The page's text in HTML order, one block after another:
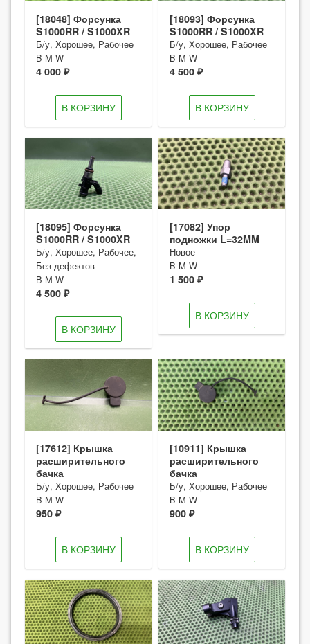
[18048] Форсунка
S1000RR / S1000XR
Б/у, Хорошее, Рабочее
B M W
4 000 ₽
В КОРЗИНУ
[18093] Форсунка
S1000RR / S1000XR
Б/у, Хорошее, Рабочее
B M W
4 500 ₽
В КОРЗИНУ
[18095] Форсунка
S1000RR / S1000XR
Б/у, Хорошее, Рабочее,
Без дефектов
B M W
4 500 ₽
В КОРЗИНУ
[17082] Упор
подножки L=32MM
Новое
B M W
1 500 ₽
В КОРЗИНУ
[17612] Крышка
расширительного
бачка
Б/у, Хорошее, Рабочее
B M W
950 ₽
В КОРЗИНУ
[10911] Крышка
расширительного
бачка
Б/у, Хорошее, Рабочее
B M W
900 ₽
В КОРЗИНУ